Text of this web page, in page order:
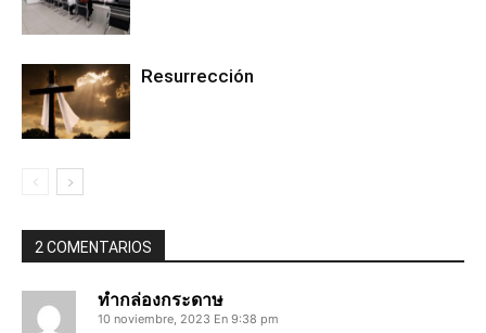
Resurrección
2 COMENTARIOS
ทำกล่องกระดาษ
10 noviembre, 2023 En 9:38 pm